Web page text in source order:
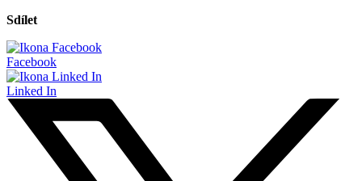
Sdílet
Facebook
Linked In